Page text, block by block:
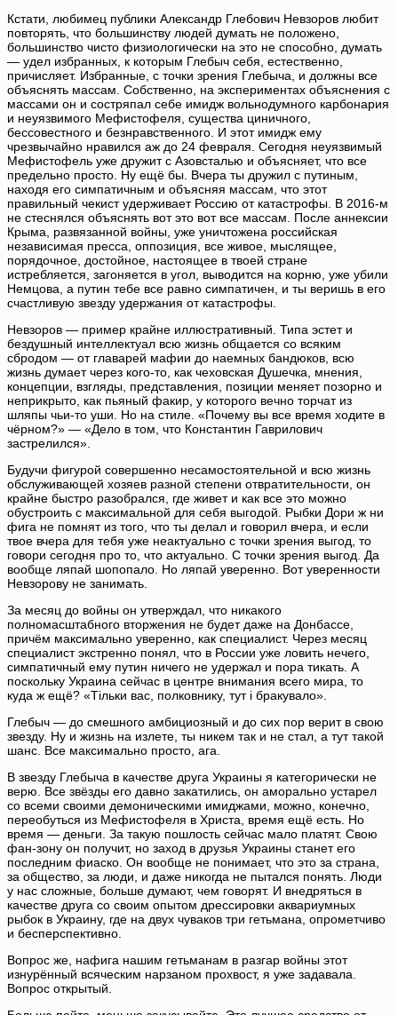
Кстати, любимец публики Александр Глебович Невзоров любит
повторять, что большинству людей думать не положено,
большинство чисто физиологически на это не способно, думать
— удел избранных, к которым Глебыч себя, естественно,
причисляет. Избранные, с точки зрения Глебыча, и должны все
объяснять массам. Собственно, на экспериментах объяснения с
массами он и состряпал себе имидж вольнодумного карбонария
и неуязвимого Мефистофеля, существа циничного,
бессовестного и безнравственного. И этот имидж ему
чрезвычайно нравился аж до 24 февраля. Сегодня неуязвимый
Мефистофель уже дружит с Азовсталью и объясняет, что все
предельно просто. Ну ещё бы. Вчера ты дружил с путиным,
находя его симпатичным и объясняя массам, что этот
правильный чекист удерживает Россию от катастрофы. В 2016-м
не стеснялся объяснять вот это вот все массам. После аннексии
Крыма, развязанной войны, уже уничтожена российская
независимая пресса, оппозиция, все живое, мыслящее,
порядочное, достойное, настоящее в твоей стране
истребляется, загоняется в угол, выводится на корню, уже убили
Немцова, а путин тебе все равно симпатичен, и ты веришь в его
счастливую звезду удержания от катастрофы.
Невзоров — пример крайне иллюстративный. Типа эстет и
бездушный интеллектуал всю жизнь общается со всяким
сбродом — от главарей мафии до наемных бандюков, всю
жизнь думает через кого-то, как чеховская Душечка, мнения,
концепции, взгляды, представления, позиции меняет позорно и
неприкрыто, как пьяный факир, у которого вечно торчат из
шляпы чьи-то уши. Но на стиле. «Почему вы все время ходите в
чёрном?» — «Дело в том, что Константин Гаврилович
застрелился».
Будучи фигурой совершенно несамостоятельной и всю жизнь
обслуживающей хозяев разной степени отвратительности, он
крайне быстро разобрался, где живет и как все это можно
обустроить с максимальной для себя выгодой. Рыбки Дори ж ни
фига не помнят из того, что ты делал и говорил вчера, и если
твое вчера для тебя уже неактуально с точки зрения выгод, то
говори сегодня про то, что актуально. С точки зрения выгод. Да
вообще ляпай шопопало. Но ляпай уверенно. Вот уверенности
Невзорову не занимать.
За месяц до войны он утверждал, что никакого
полномасштабного вторжения не будет даже на Донбассе,
причём максимально уверенно, как специалист. Через месяц
специалист экстренно понял, что в России уже ловить нечего,
симпатичный ему путин ничего не удержал и пора тикать. А
поскольку Украина сейчас в центре внимания всего мира, то
куда ж ещё? «Тільки вас, полковнику, тут і бракувало».
Глебыч — до смешного амбициозный и до сих пор верит в свою
звезду. Ну и жизнь на излете, ты никем так и не стал, а тут такой
шанс. Все максимально просто, ага.
В звезду Глебыча в качестве друга Украины я категорически не
верю. Все звёзды его давно закатились, он аморально устарел
со всеми своими демоническими имиджами, можно, конечно,
переобуться из Мефистофеля в Христа, время ещё есть. Но
время — деньги. За такую пошлость сейчас мало платят. Свою
фан-зону он получит, но заход в друзья Украины станет его
последним фиаско. Он вообще не понимает, что это за страна,
за общество, за люди, и даже никогда не пытался понять. Люди
у нас сложные, больше думают, чем говорят. И внедряться в
качестве друга со своим опытом дрессировки аквариумных
рыбок в Украину, где на двух чуваков три гетьмана, опрометчиво
и бесперспективно.
Вопрос же, нафига нашим гетьманам в разгар войны этот
изнурённый всяческим нарзаном прохвост, я уже задавала.
Вопрос открытый.